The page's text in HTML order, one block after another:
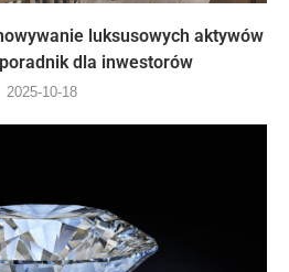
luksusowych aktywów
dla inwestorów
2025-10-18